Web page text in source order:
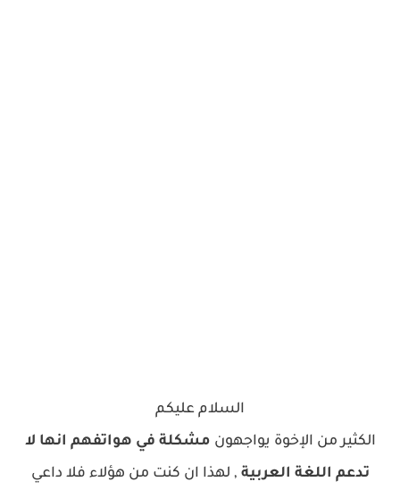
السلام عليكم
الكثير من الإخوة يواجهونمشكلة في هواتفهم انها لا
تدعم اللغة العربية, لهذا ان كنت من هؤلاء فلا داعي